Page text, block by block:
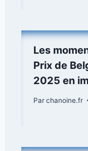
Les
Prix de
2025 en
Parchanoine.fr